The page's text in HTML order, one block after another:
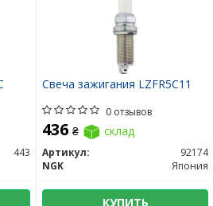
443
Свеча зажигания LZFR5C11
0 отзывов
436 ₴ склад
Артикул:
92174
NGK
Япония
КУПИТЬ